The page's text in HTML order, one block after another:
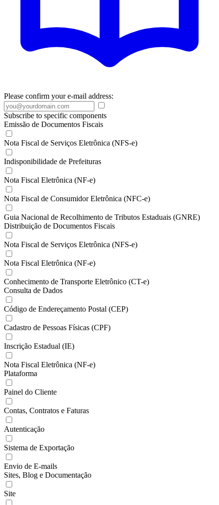
Please confirm your e-mail address:
Subscribe to specific components
Emissão de Documentos Fiscais
Nota Fiscal de Serviços Eletrônica (NFS-e)
Indisponibilidade de Prefeituras
Nota Fiscal Eletrônica (NF-e)
Nota Fiscal de Consumidor Eletrônica (NFC-e)
Guia Nacional de Recolhimento de Tributos Estaduais (GNRE)
Distribuição de Documentos Fiscais
Nota Fiscal de Serviços Eletrônica (NFS-e)
Nota Fiscal Eletrônica (NF-e)
Conhecimento de Transporte Eletrônico (CT-e)
Consulta de Dados
Código de Endereçamento Postal (CEP)
Cadastro de Pessoas Físicas (CPF)
Inscrição Estadual (IE)
Nota Fiscal Eletrônica (NF-e)
Plataforma
Painel do Cliente
Contas, Contratos e Faturas
Autenticação
Sistema de Exportação
Envio de E-mails
Sites, Blog e Documentação
Site